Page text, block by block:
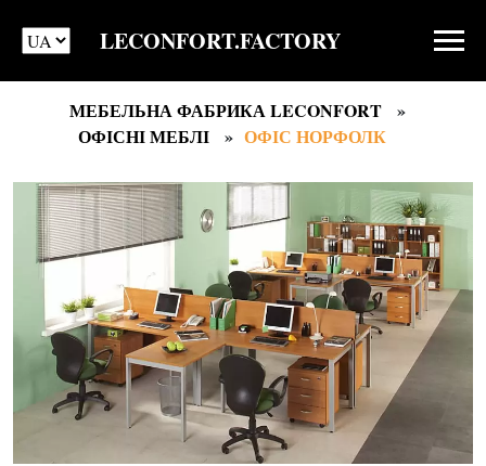
LECONFORT.FACTORY
МЕБЕЛЬНА ФАБРИКА LECONFORT
ОФІСНІ МЕБЛІ
ОФІС НОРФОЛК